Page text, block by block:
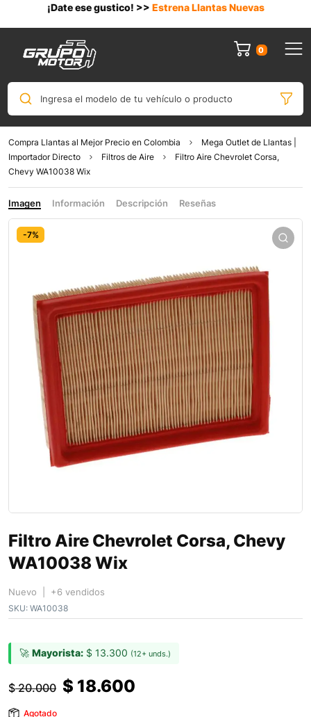
¡Date ese gustico! >> Estrena Llantas Nuevas
0
Ingresa el modelo de tu vehículo o producto
Compra Llantas al Mejor Precio en Colombia
Mega Outlet de Llantas |
Importador Directo
Filtros de Aire
Filtro Aire Chevrolet Corsa,
Chevy WA10038 Wix
Imagen Información Descripción Reseñas
-7%
Filtro Aire Chevrolet Corsa, Chevy
WA10038 Wix
Nuevo | +6 vendidos
SKU: WA10038
🚀 Mayorista: $ 13.300 (12+ unds.)
$20.000 $ 18.600
Agotado